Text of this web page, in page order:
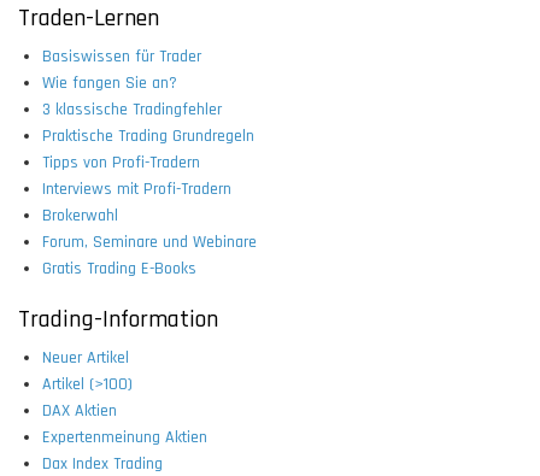
Traden-Lernen
Basiswissen für Trader
Wie fangen Sie an?
3 klassische Tradingfehler
Praktische Trading Grundregeln
Tipps von Profi-Tradern
Interviews mit Profi-Tradern
Brokerwahl
Forum, Seminare und Webinare
Gratis Trading E-Books
Trading-Information
Neuer Artikel
Artikel (>100)
DAX Aktien
Expertenmeinung Aktien
Dax Index Trading